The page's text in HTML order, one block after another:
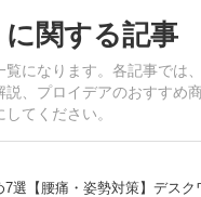
関する記事
になります。各記事では
、プロイデアのおすすめ
てください。
選【腰痛・姿勢対策】デスク